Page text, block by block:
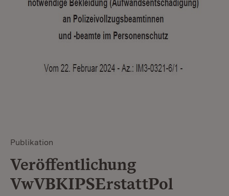
Publikation
Veröffentlichung
VwVBKIPSErstattPol